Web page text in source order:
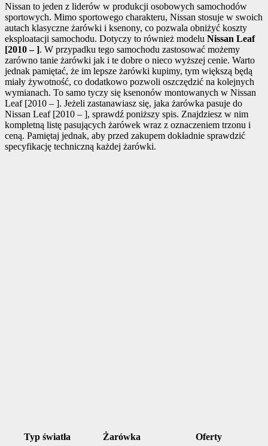
Nissan to jeden z liderów w produkcji osobowych samochodów
sportowych. Mimo sportowego charakteru, Nissan stosuje w swoich
autach klasyczne żarówki i ksenony, co pozwala obniżyć koszty
eksploatacji samochodu. Dotyczy to również modelu Nissan Leaf
[2010 – ]. W przypadku tego samochodu zastosować możemy
zarówno tanie żarówki jak i te dobre o nieco wyższej cenie. Warto
jednak pamiętać, że im lepsze żarówki kupimy, tym większą będą
miały żywotność, co dodatkowo pozwoli oszczędzić na kolejnych
wymianach. To samo tyczy się ksenonów montowanych w Nissan
Leaf [2010 – ]. Jeżeli zastanawiasz się, jaka żarówka pasuje do
Nissan Leaf [2010 – ], sprawdź poniższy spis. Znajdziesz w nim
kompletną listę pasujących żarówek wraz z oznaczeniem trzonu i
ceną. Pamiętaj jednak, aby przed zakupem dokładnie sprawdzić
specyfikację techniczną każdej żarówki.
Typ światła Żarówka Oferty